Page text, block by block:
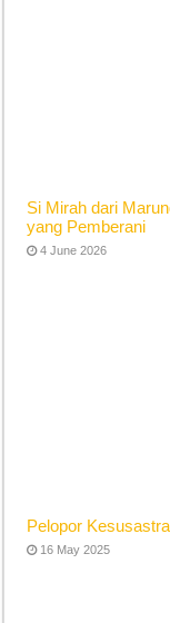
Si Mirah dari
yang Pemberani
4 June 2026
Pelopor
16 May 2025